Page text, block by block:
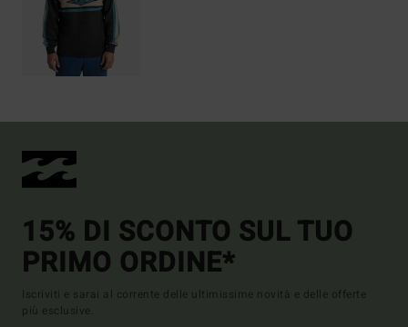
15% DI SCONTO SUL TUO
PRIMO ORDINE*
Iscriviti e sarai al corrente delle ultimissime novità e delle offerte
più esclusive.